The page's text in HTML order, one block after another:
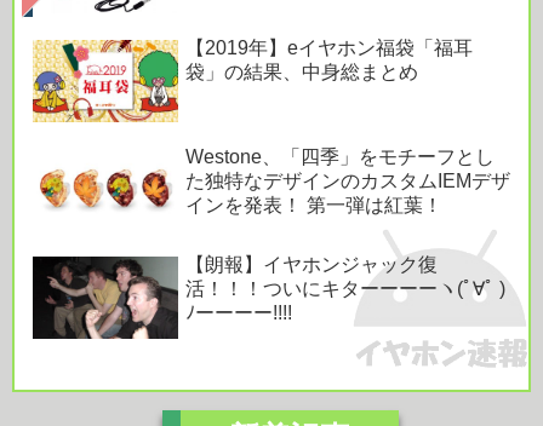
【2019年】eイヤホン福袋「福耳
袋」の結果、中身総まとめ
Westone、「四季」をモチーフとし
た独特なデザインのカスタムIEMデザ
インを発表！ 第一弾は紅葉！
【朗報】イヤホンジャック復
活！！！ついにキターーーーヽ(ﾟ∀ﾟ )
ﾉーーーー!!!!